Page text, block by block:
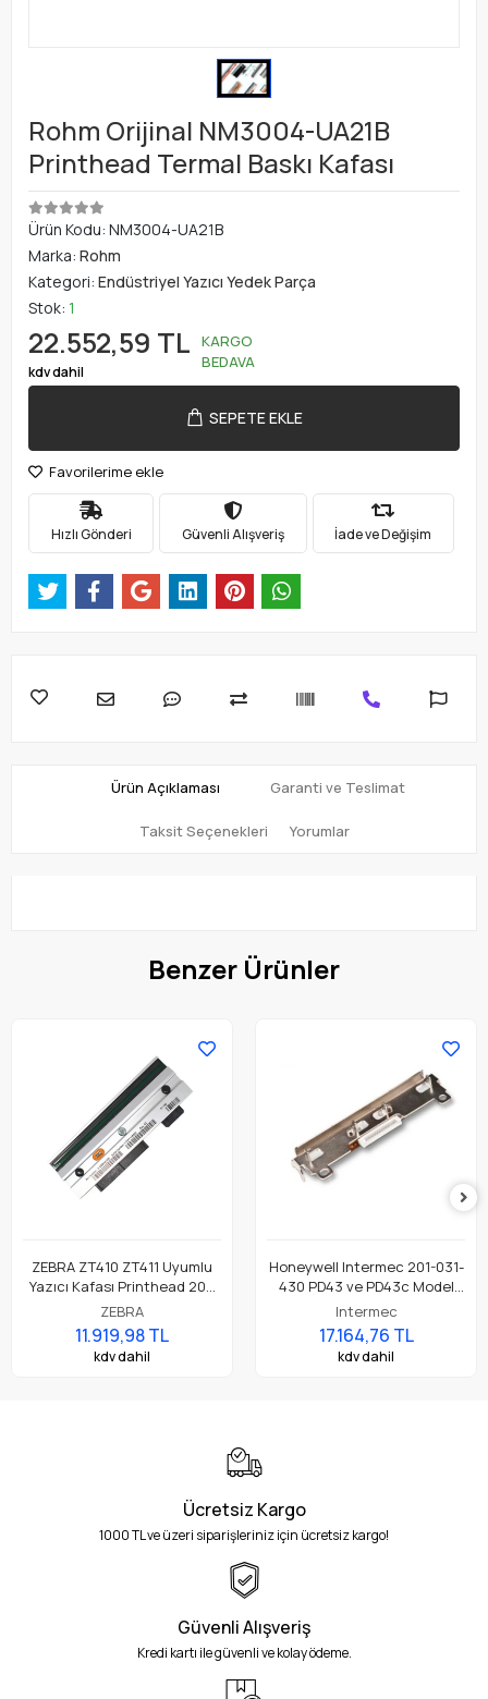
Rohm Orijinal NM3004-UA21B
Printhead Termal Baskı Kafası
Ürün Kodu: NM3004-UA21B
Marka: Rohm
Kategori: Endüstriyel Yazıcı Yedek Parça
Stok: 1
22.552,59 TL
kdv dahil
KARGO
BEDAVA
SEPETE EKLE
Favorilerime ekle
Hızlı Gönderi Güvenli Alışveriş İade ve Değişim
Ürün Açıklaması Garanti ve Teslimat
Taksit Seçenekleri Yorumlar
Benzer Ürünler
ZEBRA ZT410 ZT411 Uyumlu
Yazıcı Kafası Printhead 203
Dpi Parça No: P1058930-009
ZEBRA
11.919,98 TL
kdv dahil
Honeywell Intermec 201-031-
430 PD43 ve PD43c Model
Barkod Etiket Yazıcı 203 Dpi
Termal Baskı Kafası
Intermec
17.164,76 TL
kdv dahil
Ücretsiz Kargo
1000 TL ve üzeri siparişleriniz için ücretsiz kargo!
Güvenli Alışveriş
Kredi kartı ile güvenli ve kolay ödeme.